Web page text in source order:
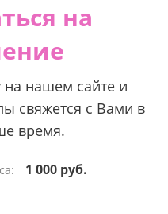
на
на нашем сайте и
свяжется с Вами в
время.
1 000 руб.